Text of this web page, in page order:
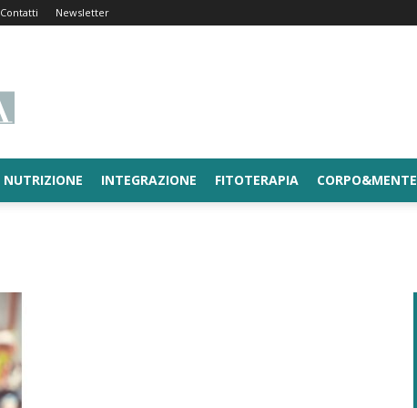
Contatti Newsletter
NUTRIZIONE INTEGRAZIONE FITOTERAPIA CORPO&MENTE